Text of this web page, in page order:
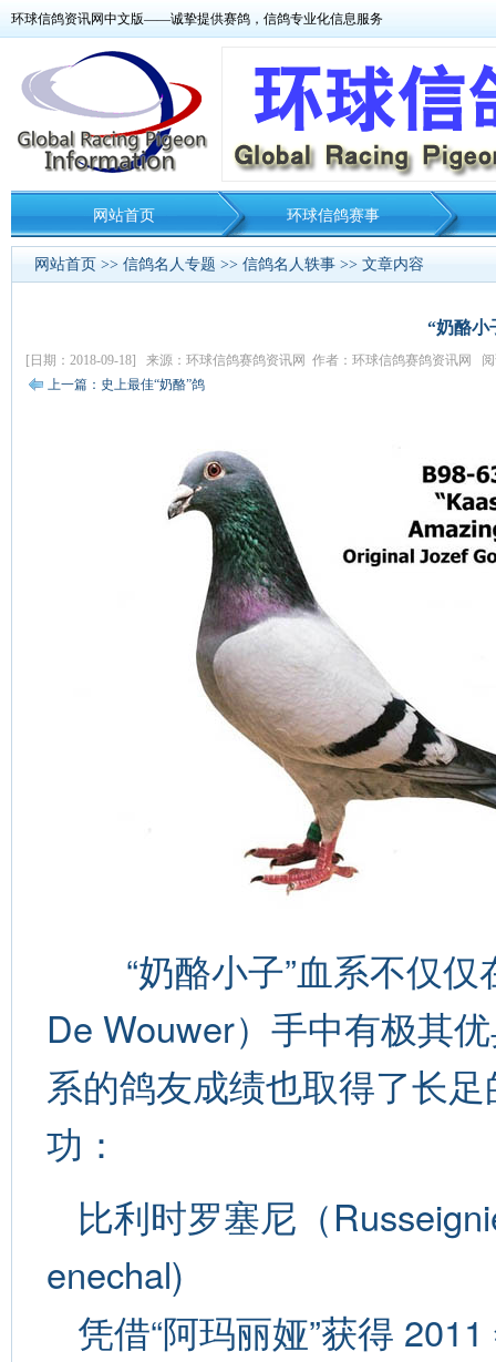
环球信鸽资讯网中文版——诚挚提供赛鸽，信鸽专业化信息服务
网站首页 环球信鸽赛事
网站首页 >> 信鸽名人专题 >> 信鸽名人轶事 >> 文章内容
“奶酪小
[日期：2018-09-18] 来源：环球信鸽赛鸽资讯网 作者：环球信鸽赛鸽资讯网 阅
上一篇：史上最佳“奶酪”鸽
“奶酪小子”血系不仅仅
De Wouwer）手中有极其
系的鸽友成绩也取得了长
功：
比利时罗塞尼（
enechal)
凭借“阿玛丽娅”获得